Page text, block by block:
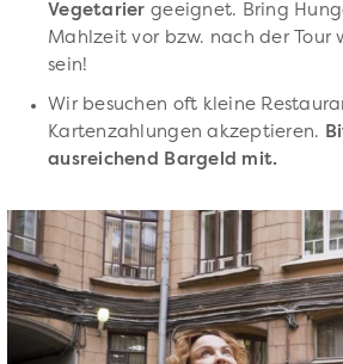
Vegetarier geeignet. Bring
Mahlzeit vor bzw. nach der Tour
sein!
Wir besuchen oft kleine
Kartenzahlungen akzeptieren.
ausreichend Bargeld mit.